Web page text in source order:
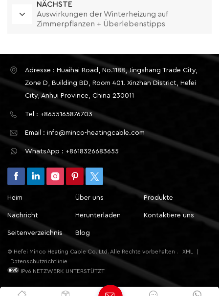
NÄCHSTE
Auswirkungen der Winterheizung auf
Zimmerpflanzen + Überlebenstipps
Adresse : Huaihai Road, No.1188, Jingshang Trade City,
Zone D, Building BD, Room 401. Xinzhan District, Hefei
City, Anhui Province, China 230011
Tel : +8655165876703
Email : info@minco-heatingcable.com
WhatsApp : +8618326683655
Heim Über uns Produkte
Nachricht Herunterladen Kontaktiere uns
Seitenverzeichnis Blog
© Hefei Minco Heating Cable Co.,Ltd. Alle Rechte vorbehalten . XML
Datenschutzrichtlinie
IPv6 NETZWERK UNTERSTÜTZT